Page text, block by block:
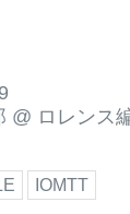
ラクション・
一流メディア
なんと今回は
@ ロレンス
IOMTT